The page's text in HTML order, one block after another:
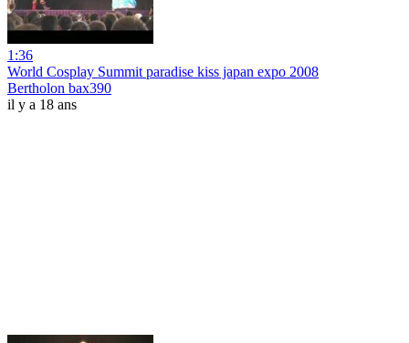
1:36
World Cosplay Summit paradise kiss japan expo 2008
Bertholon bax390
il y a 18 ans